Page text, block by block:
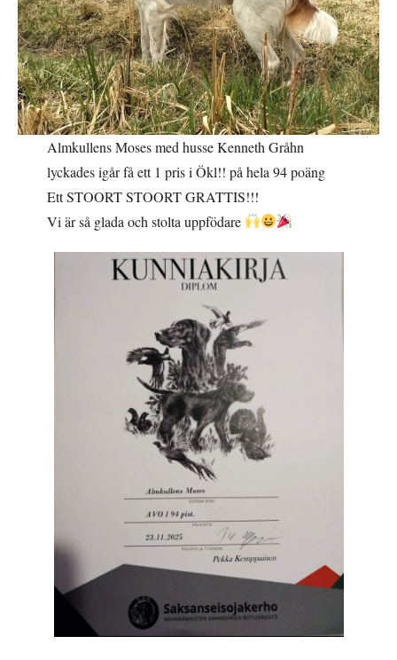
Almkullens Moses med husse Kenneth Gråhn
lyckades igår få ett 1 pris i Ökl!! på hela 94 poäng
Ett STOORT STOORT GRATTIS!!!
Vi är så glada och stolta uppfödare